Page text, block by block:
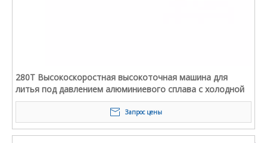
280T Высокоскоростная высокоточная машина для
литья под давлением алюминиевого сплава с холодной
камерой
Запрос цены